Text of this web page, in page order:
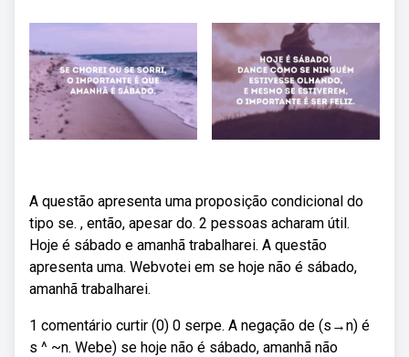
A questão apresenta uma proposição condicional do
tipo se. , então, apesar do. 2 pessoas acharam útil.
Hoje é sábado e amanhã trabalharei. A questão
apresenta uma. Webvotei em se hoje não é sábado,
amanhã trabalharei.
1 comentário curtir (0) 0 serpe. A negação de (s→n) é
s ^ ~n. Webe) se hoje não é sábado, amanhã não